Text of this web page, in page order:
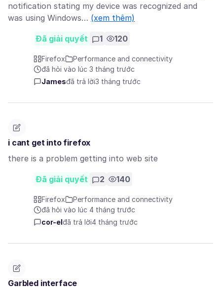
notification stating my device was recognized and
was using Windows… (xem thêm)
Đã giải quyết 1 120
Firefox
Performance and connectivity
đã hỏi vào lúc 3 tháng trước
Jamesđã trả lời3 tháng trước
i cant get into firefox
there is a problem getting into web site
Đã giải quyết 2 140
Firefox
Performance and connectivity
đã hỏi vào lúc 4 tháng trước
cor-el đã trả lời4 tháng trước
Garbled interface